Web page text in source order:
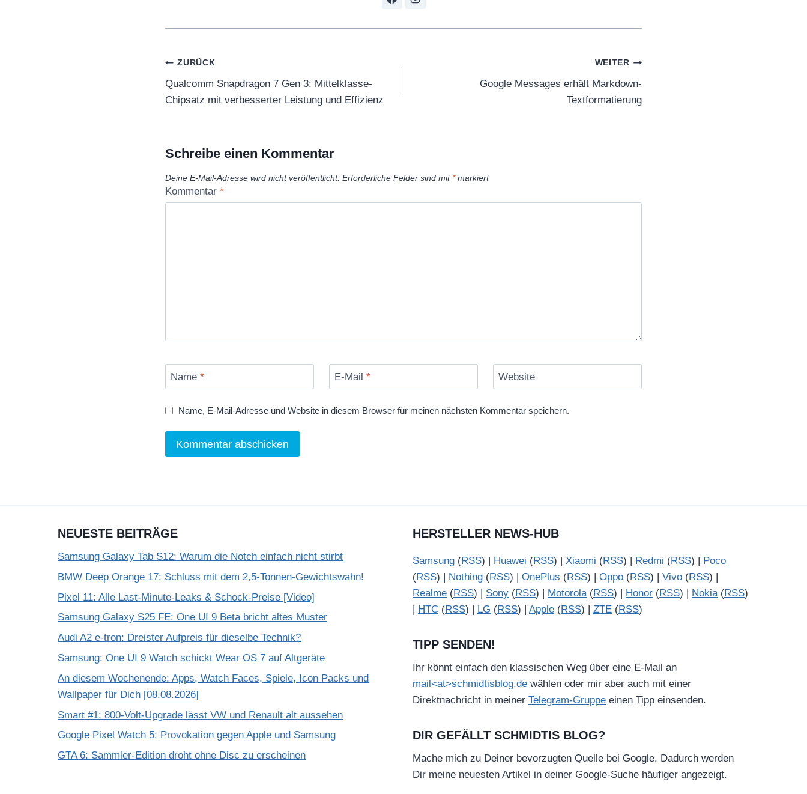
Beitragsnavigation
ZURÜCK
Qualcomm Snapdragon 7 Gen 3: Mittelklasse-
Chipsatz mit verbesserter Leistung und Effizienz
WEITER
Google Messages erhält Markdown-
Textformatierung
Schreibe einen Kommentar
Deine E-Mail-Adresse wird nicht veröffentlicht. Erforderliche Felder sind mit *markiert
Kommentar *
Name * E-Mail * Website
Name, E-Mail-Adresse und Website in diesem Browser für meinen nächsten Kommentar speichern.
NEUESTE BEITRÄGE
Samsung Galaxy Tab S12: Warum die Notch einfach nicht stirbt
BMW Deep Orange 17: Schluss mit dem 2,5-Tonnen-Gewichtswahn!
Pixel 11: Alle Last-Minute-Leaks & Schock-Preise [Video]
Samsung Galaxy S25 FE: One UI 9 Beta bricht altes Muster
Audi A2 e-tron: Dreister Aufpreis für dieselbe Technik?
Samsung: One UI 9 Watch schickt Wear OS 7 auf Altgeräte
An diesem Wochenende: Apps, Watch Faces, Spiele, Icon Packs und
Wallpaper für Dich [08.08.2026]
Smart #1: 800-Volt-Upgrade lässt VW und Renault alt aussehen
Google Pixel Watch 5: Provokation gegen Apple und Samsung
GTA 6: Sammler-Edition droht ohne Disc zu erscheinen
HERSTELLER NEWS-HUB
Samsung (RSS) | Huawei (RSS) | Xiaomi (RSS) | Redmi (RSS) | Poco
(RSS) | Nothing (RSS) | OnePlus (RSS) | Oppo (RSS) | Vivo (RSS) |
Realme (RSS) | Sony (RSS) | Motorola(RSS) | Honor (RSS) | Nokia(RSS)
| HTC (RSS) | LG (RSS) | Apple (RSS) | ZTE (RSS)
TIPP SENDEN!
Ihr könnt einfach den klassischen Weg über eine E-Mail an
mail<at>schmidtisblog.de wählen oder mir aber auch mit einer
Direktnachricht in meiner Telegram-Gruppe einen Tipp einsenden.
DIR GEFÄLLT SCHMIDTIS BLOG?
Mache mich zu Deiner bevorzugten Quelle bei Google. Dadurch werden
Dir meine neuesten Artikel in deiner Google-Suche häufiger angezeigt.